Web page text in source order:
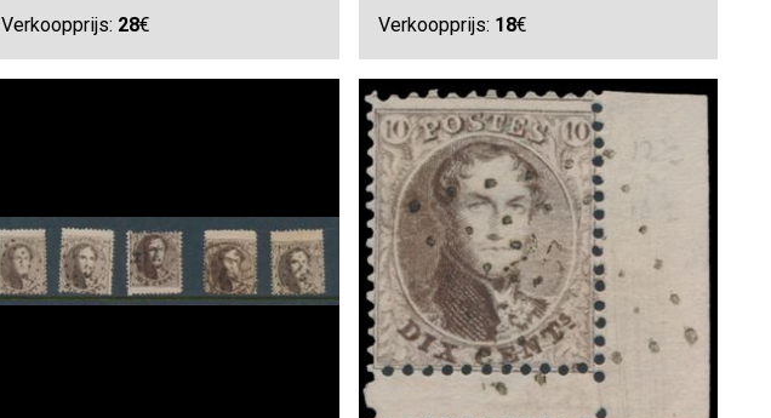
Verkoopprijs: 28€ Verkoopprijs: 18€